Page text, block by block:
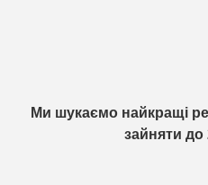
Ми шукаємо найкращі
зайняти до